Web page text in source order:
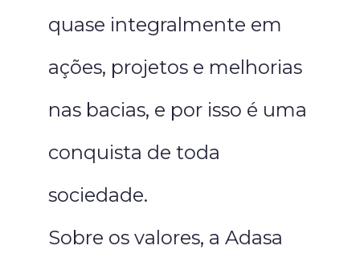
quase integralmente em
ações, projetos e melhorias
nas bacias, e por isso é uma
conquista de toda
sociedade.
Sobre os valores, a Adasa